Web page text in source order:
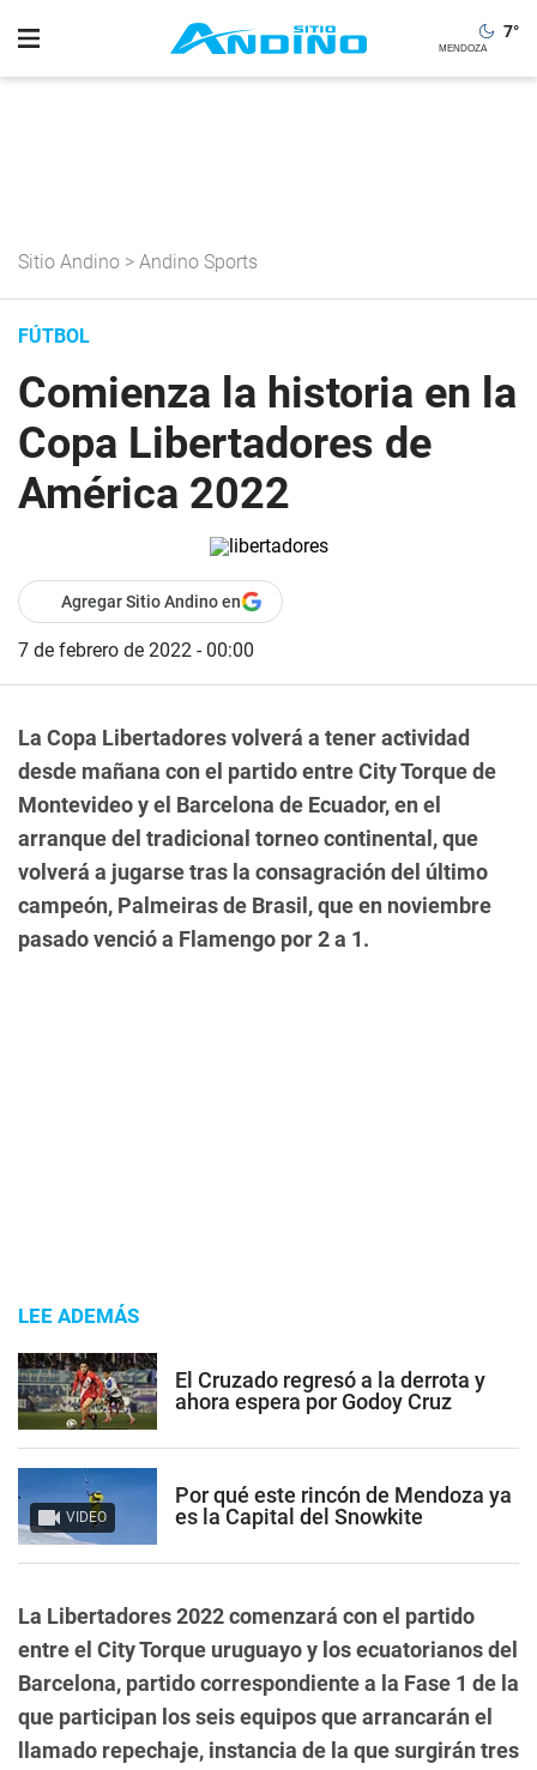
7°
Sitio Andino > Andino Sports
FÚTBOL
Comienza la historia en la
Copa Libertadores de
América 2022
Agregar Sitio Andino en
7 de febrero de 2022 - 00:00
La Copa Libertadores volverá a tener actividad
desde mañana con el partido entre City Torque de
Montevideo y el Barcelona de Ecuador, en el
arranque del tradicional torneo continental, que
volverá a jugarse tras la consagración del último
campeón, Palmeiras de Brasil, que en noviembre
pasado venció a Flamengo por 2 a 1.
LEE ADEMÁS
El Cruzado regresó a la derrota y
ahora espera por Godoy Cruz
VIDEO
Por qué este rincón de Mendoza ya
es la Capital del Snowkite
La Libertadores 2022 comenzará con el partido
entre el City Torque uruguayo y los ecuatorianos del
Barcelona, partido correspondiente a la Fase 1 de la
que participan los seis equipos que arrancarán el
llamado repechaje, instancia de la que surgirán tres